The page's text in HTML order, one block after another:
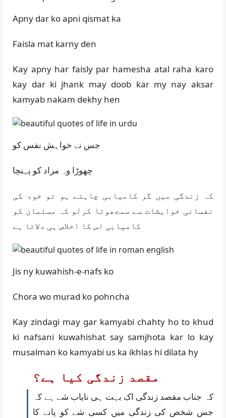
Apny dar ko apni qismat ka
Faisla mat karny den
Kay apny har faisly par hamesha atal raha karo
kay dar ki jhank may doob kar my nay aksar
kamyab nakam dekhy hen
کہ زندگی میں گر کامیابی چاہتے ہو تو خود کی
نفسانی خواہشات سے سمجھوتا کرلو کہ مسلمان کو
کامیابی اس کا اخلاص ہی دلاتا ہے
Jis ny kuwahish-e-nafs ko
Chora wo murad ko pohncha
Kay zindagi may gar kamyabi chahty ho to khud
ki nafsani kuwahishat say samjhota kar lo kay
musalman ko kamyabi us ka ikhlas hi dilata hy
مقصد زندگی کیا ہے؟
کہ جناب مقصد زندگی اک بہت ہی نایاب شے ہے کہ
جس شخص کی زندگی میں کسی شے کو پانے کا